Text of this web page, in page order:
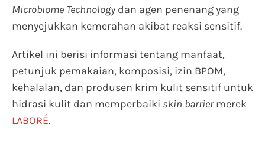
Microbiome Technology dan agen penenang yang
menyejukkan kemerahan akibat reaksi sensitif.
Artikel ini berisi informasi tentang manfaat,
petunjuk pemakaian, komposisi, izin BPOM,
kehalalan, dan produsen krim kulit sensitif untuk
hidrasi kulit dan memperbaiki skin barriermerek
LABORÉ.